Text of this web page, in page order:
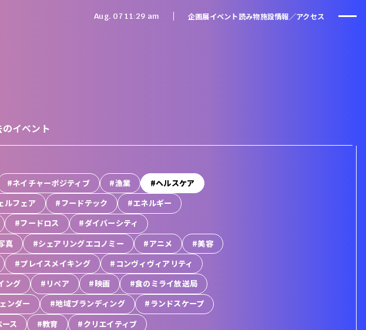
Aug. 07 11 29 am 企画展イベント読み物施設情報／アクセス
イベント
#ネイチャーポジティブ #漁業
#ヘルスケア
ルフェア #フードテック
#エネルギー
#フードロス
#ダイバーシティ
真 #シェアリングエコノミー #アニメ
#美容
#プレイスメイキング
#コンヴィヴィアリティ
ング #リペア #映画
#食のミライ放送局
ンダー #地域ブランディング
#ランドスケープ
ス #教育
#クリエイティブ